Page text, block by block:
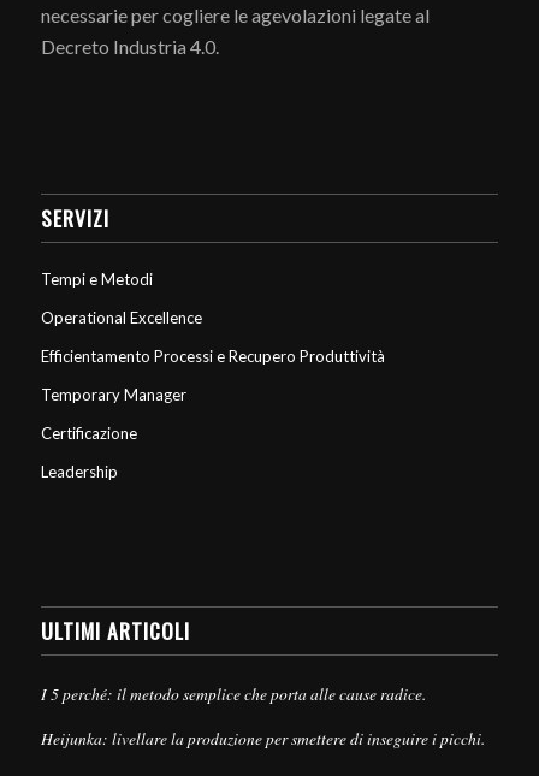
necessarie per cogliere le agevolazioni legate al
Decreto Industria 4.0.
SERVIZI
Tempi e Metodi
Operational Excellence
Efficientamento Processi e Recupero Produttività
Temporary Manager
Certificazione
Leadership
ULTIMI ARTICOLI
I 5 perché: il metodo semplice che porta alle cause radice.
Heijunka: livellare la produzione per smettere di inseguire i picchi.